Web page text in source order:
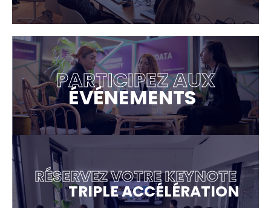
PARTICIPEZ AUX
ÉVÉNEMENTS
RÉSERVEZ VOTRE KEYNOTE
TRIPLE ACCÉLÉRATION